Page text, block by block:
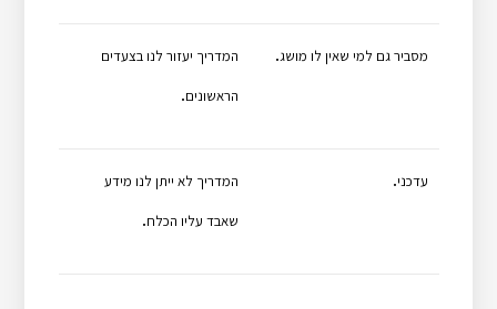
מסביר גם למי שאין לו מושג. המדריך יעזור לנו בצעדים
הראשונים.
עדכני. המדריך לא ייתן לנו מידע
שאבד עליו הכלח.